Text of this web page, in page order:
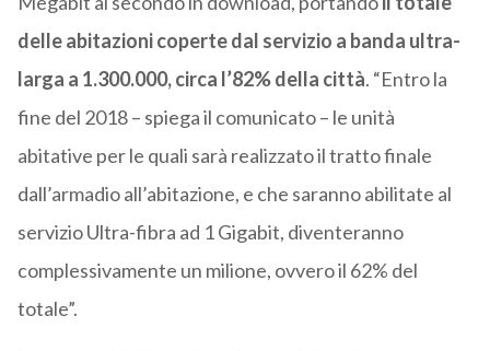
delle abitazioni coperte dal servizio a banda ultra-
larga a 1.300.000, circa l’82% della città. “Entro la
fine del 2018 – spiega il comunicato – le unità
abitative per le quali sarà realizzato il tratto finale
dall’armadio all’abitazione, e che saranno abilitate al
servizio Ultra-fibra ad 1 Gigabit, diventeranno
complessivamente un milione, ovvero il 62% del
totale”.